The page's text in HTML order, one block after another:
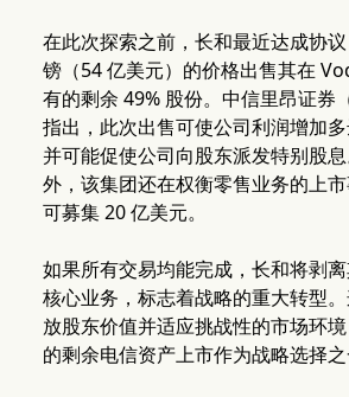
在此次探索之前，长和最近达成协
镑（54 亿美元）的价格出售其在
有的剩余 49% 股份。中信里昂证券
指出，此次出售可使公司利润增加多
并可能促使公司向股东派发特别股
外，该集团还在权衡零售业务的上
可募集 20 亿美元。
如果所有交易均能完成，长和将剥
核心业务，标志着战略的重大转型
放股东价值并适应挑战性的市场环
的剩余电信资产上市作为战略选择之